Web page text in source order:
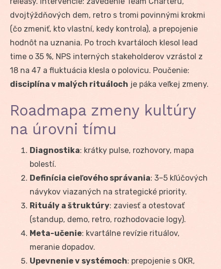
dvojtýždňových dem, retro s tromi povinnými krokmi
(čo zmeniť, kto vlastní, kedy kontrola), a prepojenie
hodnôt na uznania. Po troch kvartáloch klesol lead
time o 35 %, NPS interných stakeholderov vzrástol z
18 na 47 a fluktuácia klesla o polovicu. Poučenie:
disciplína v malých rituáloch je páka veľkej zmeny.
Roadmapa zmeny kultúry
na úrovni tímu
Diagnostika: krátky pulse, rozhovory, mapa
bolestí.
Definícia cieľového správania: 3–5 kľúčových
návykov viazaných na strategické priority.
Rituály a štruktúry: zaviesť a otestovať
(standup, demo, retro, rozhodovacie logy).
Meta-učenie: kvartálne revízie rituálov,
meranie dopadov.
Upevnenie v systémoch: prepojenie s OKR,